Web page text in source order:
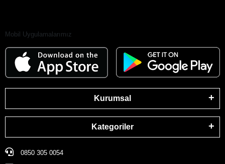
Mobil Uygulamalarımız
Kurumsal
Kategoriler
0850 305 0054